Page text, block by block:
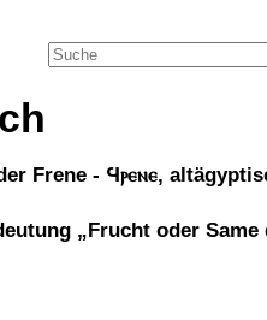
Frene - Ϥⲣⲉⲛⲉ,
Frucht oder Same